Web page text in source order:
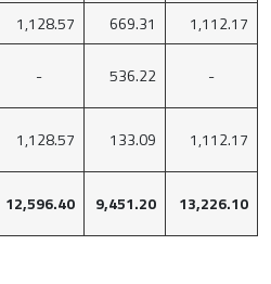
1,128.57 669.31
1,112.17
- 536.22 -
1,128.57 133.09 1,112.17
12,596.40 9,451.20 13,226.10